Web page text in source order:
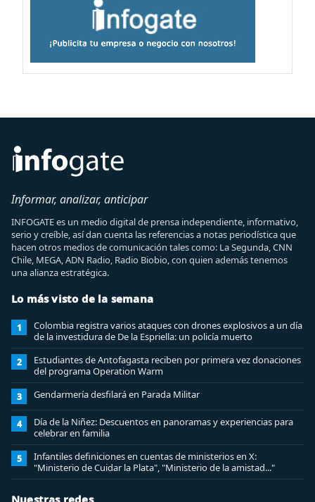
Informar, analizar, anticipar
INFOGATE es un medio digital de prensa independiente, informativo,
serio y creíble, así dan cuenta las referencias a notas periodística que
hacen otros medios de comunicación tales como: La Segunda, CNN
Chile, MEGA, ADN Radio, Radio Biobio, con quien además tenemos
una alianza estratégica.
Lo más visto de la semana
1
Colombia registra varios ataques con drones explosivos a un día
de la investidura de De la Espriella: un policía muerto
2
Estudiantes de Antofagasta reciben por primera vez donaciones
del programa Operation Warm
3 Gendarmería desfilará en Parada Militar
4
Día de la Niñez: Descuentos en panoramas y experiencias para
celebrar en familia
5
Infantiles definiciones en cuentas de ministerios en X:
"Ministerio de Cuidar la Plata", "Ministerio de la amistad..."
Nuestras redes